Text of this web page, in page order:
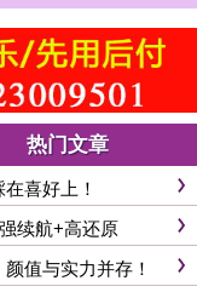
热门文章
喜好上！
续航+高还原
值与实力并存！